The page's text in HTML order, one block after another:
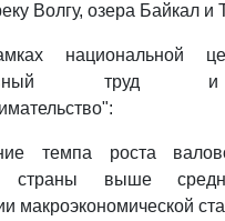
Волгу, озера Байкал и
национальной
труд
темпа роста
страны выше
макроэкономической